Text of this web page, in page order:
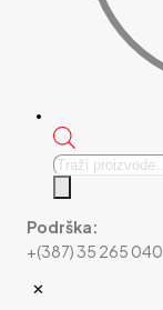
Products
Podrška:
+(387) 35 265 040
✕